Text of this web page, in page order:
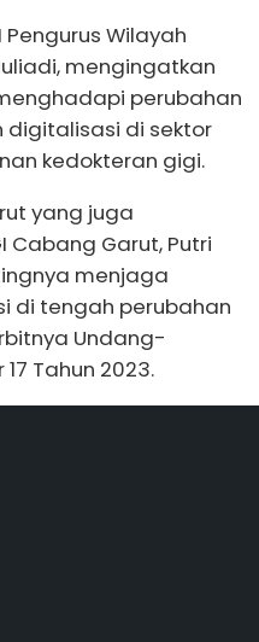
Wilayah
mengingatkan
perubahan
di sektor
kedokteran gigi.
yang juga
Cabang Garut, Putri
menjaga
di tengah perubahan
Undang-
Tahun 2023.